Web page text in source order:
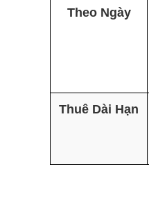
Theo Ngày
Thuê Dài Hạn